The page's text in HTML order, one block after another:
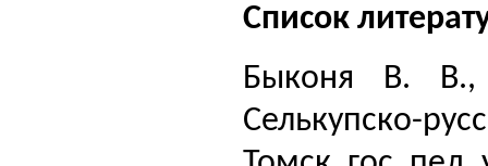
Список
Быконя В.
Селькупско-